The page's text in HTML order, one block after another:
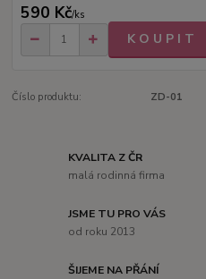
590 Kč/ks
K O U P I T
Číslo produktu: ZD-01
KVALITA Z ČR
malá rodinná firma
JSME TU PRO VÁS
od roku 2013
ŠIJEME NA PŘÁNÍ